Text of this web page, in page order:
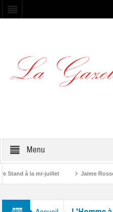
Menu
à la mi-juillet Jaime Rosso